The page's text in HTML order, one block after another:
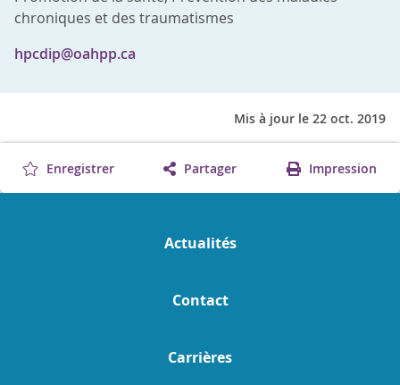
chroniques et des traumatismes
hpcdip@oahpp.ca
Mis à jour le 22 oct. 2019
Enregistrer Partager Impression
Actualités
Contact
Carrières